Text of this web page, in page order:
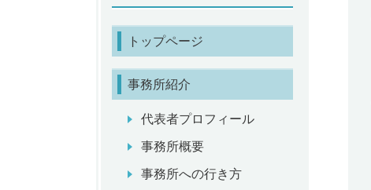
トップページ
事務所紹介
代表者プロフィール
事務所概要
事務所への行き方